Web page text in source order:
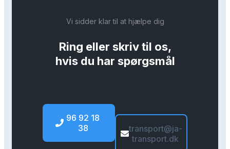
Vi sidder klar til at hjælpe dig
Ring eller skriv til os,
hvis du har spørgsmål
96 92 18
38
transport@ja-
transport.dk